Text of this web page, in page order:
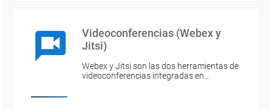
Videoconferencias (Webex y
Jitsi)
Webex y Jitsi son las dos herramientas de
videoconferencias integradas en…